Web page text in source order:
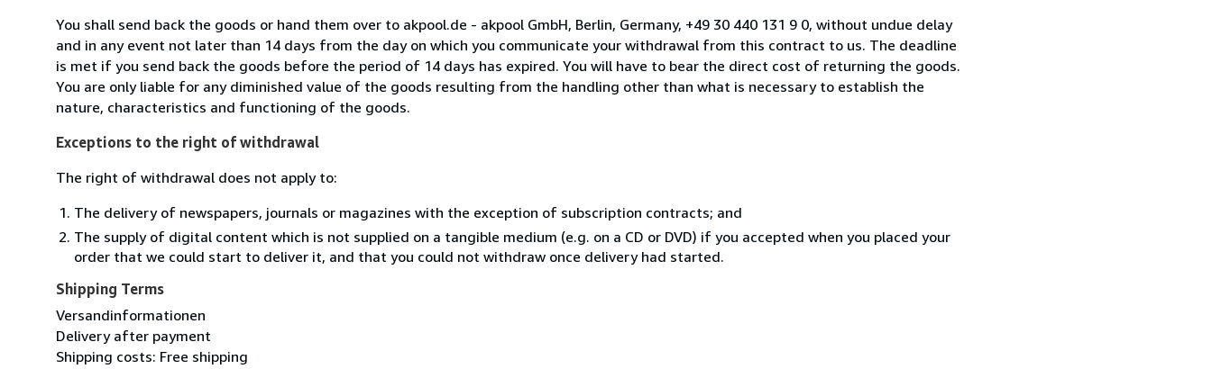
You shall send back the goods or hand them over to akpool.de - akpool GmbH, Berlin, Germany, +49 30 440 131 9 0, without undue delay
and in any event not later than 14 days from the day on which you communicate your withdrawal from this contract to us. The deadline
is met if you send back the goods before the period of 14 days has expired. You will have to bear the direct cost of returning the goods.
You are only liable for any diminished value of the goods resulting from the handling other than what is necessary to establish the
nature, characteristics and functioning of the goods.
Exceptions to the right of withdrawal
The right of withdrawal does not apply to:
The delivery of newspapers, journals or magazines with the exception of subscription contracts; and
The supply of digital content which is not supplied on a tangible medium (e.g. on a CD or DVD) if you accepted when you placed your
order that we could start to deliver it, and that you could not withdraw once delivery had started.
Shipping Terms
Versandinformationen
Delivery after payment
Shipping costs: Free shipping